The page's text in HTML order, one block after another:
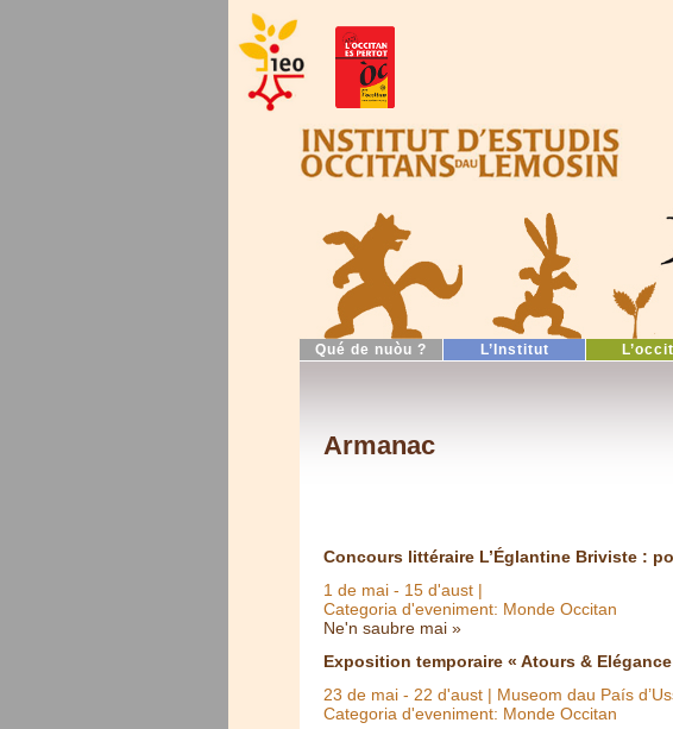
Qué de nuòu ? L’Institut
Armanac
Concours littéraire L’Églantine Briviste :
1 de mai - 15 d'aust |
Categoria d'eveniment: Monde Occitan
Ne'n saubre mai »
Exposition temporaire « Atours &
23 de mai - 22 d'aust | Museom dau País
Categoria d'eveniment: Monde Occitan